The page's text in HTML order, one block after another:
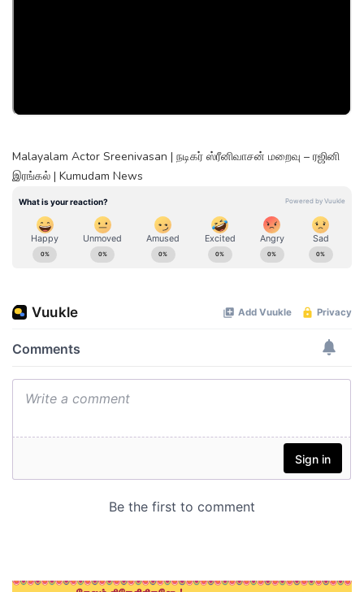
Malayalam Actor Sreenivasan | நடிகர் ஸ்ரீனிவாசன் மறைவு – ரஜினி
இரங்கல் | Kumudam News